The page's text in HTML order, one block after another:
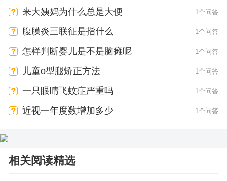
来大姨妈为什么总是大便 1个问答
腹膜炎三联征是指什么 1个问答
怎样判断婴儿是不是脑瘫呢 1个问答
儿童o型腿矫正方法 1个问答
一只眼睛飞蚊症严重吗 1个问答
近视一年度数增加多少 1个问答
相关阅读精选